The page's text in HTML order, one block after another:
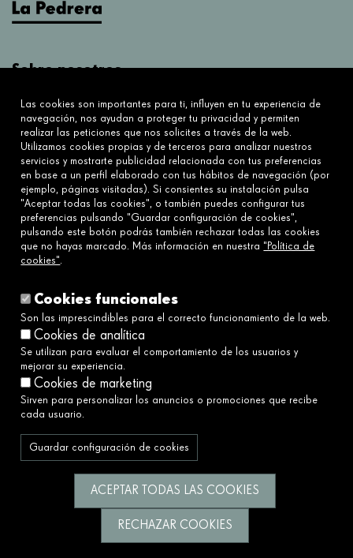
Servimos a la sociedad construyendo un
futuro mejor y más justo.
Sobre nosotros
Sobre nosotros
Conecta
Contáctanos
Preguntas frecuentes
Enlaces
Política de cookies
Política de privacidad
Política de redes sociales
Canal Ético y de Denuncias→
Accesibilidad
Síguenos
Las cookies son importantes para ti, influyen en tu experiencia de
navegación, nos ayudan a proteger tu privacidad y permiten
realizar las peticiones que nos solicites a través de la web.
Utilizamos cookies propias y de terceros para analizar nuestros
servicios y mostrarte publicidad relacionada con tus preferencias
en base a un perfil elaborado con tus hábitos de navegación (por
ejemplo, páginas visitadas). Si consientes su instalación pulsa
"Aceptar todas las cookies", o también puedes configurar tus
preferencias pulsando "Guardar configuración de cookies",
pulsando este botón podrás también rechazar todas las cookies
que no hayas marcado. Más información en nuestra "Política de
cookies".
Cookies funcionales
Son las imprescindibles para el correcto funcionamiento de la web.
Cookies de analítica
Se utilizan para evaluar el comportamiento de los usuarios y
mejorar su experiencia.
Cookies de marketing
Sirven para personalizar los anuncios o promociones que recibe
cada usuario.
Guardar configuración de cookies
RECHAZAR COOKIES
ACEPTAR TODAS LAS COOKIES